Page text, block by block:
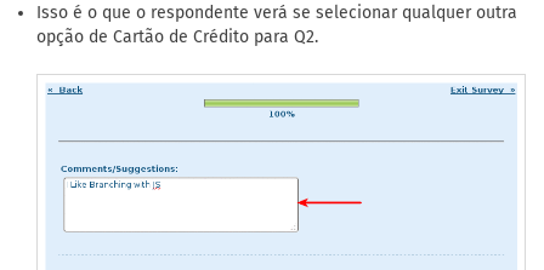
Isso é o que o respondente verá se selecionar qualquer outra
opção de Cartão de Crédito para Q2.